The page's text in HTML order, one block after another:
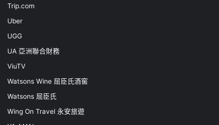
Trip.com
Uber
UGG
UA 亞洲聯合財務
ViuTV
Watsons Wine 屈臣氏酒窖
Watsons 屈臣氏
Wing On Travel 永安旅遊